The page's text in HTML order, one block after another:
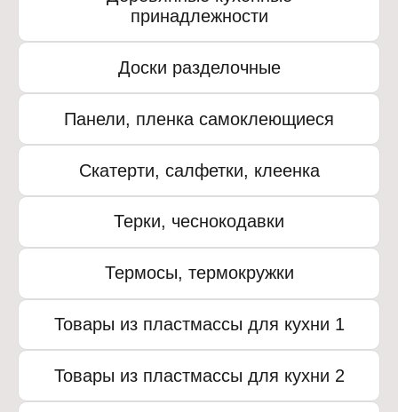
принадлежности
Доски разделочные
Панели, пленка самоклеющиеся
Скатерти, салфетки, клеенка
Терки, чеснокодавки
Термосы, термокружки
Товары из пластмассы для кухни 1
Товары из пластмассы для кухни 2